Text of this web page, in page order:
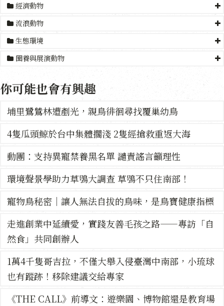
經濟動物
流浪動物
生態環境
圈養與展演動物
你可能也會有興趣
埔里鷺鷥林遭剷光，親鳥徘徊尋找覆巢幼鳥
4隻瓜頭鯨於台中集體擱淺 2隻經搶救重返大海
動團：支持異寵禁養黑名單 譴責謠言籲理性
環境聲景學助力草鴞大調查 草鴞不只住南部！
寵物鳥秘密｜讓人無法自拔的鳥味，是鳥寶健康指標
走進創業中延續愛，實踐友善毛孩之路——專訪「自
然食」共同創辦人
1萬4千隻哥吉拉，不僅大舉入侵臺灣中南部，小琉球
也有蹤跡！移除建議交給專家
《THE CALL》前導文：遊樂園、博物館還是教育場